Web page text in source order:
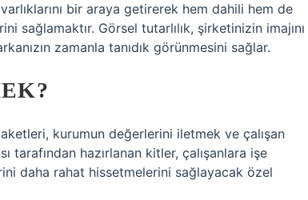
bir araya getirerek hem dahili hem de
Görsel tutarlılık, şirketinizin imajını
zamanla tanıdık görünmesini sağlar.
kurumun değerlerini iletmek ve çalışan
tarafından hazırlanan kitler, çalışanlara işe
daha rahat hissetmelerini sağlayacak özel